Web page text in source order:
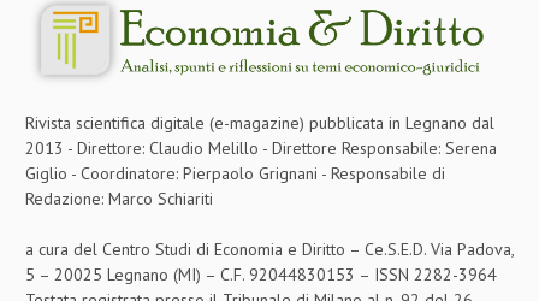
DIRITTO DELLE IMPRESE IN CRISI
CRIMINOLOGIA E CRIMINALISTICA
FISCO
DIRITTO TRIBUTARIO
FISCALITÀ INTERNAZIONALE
TAX RISK MANAGEMENT
Rivista scientifica digitale (e-magazine) pubblicata in Legnano dal
2013 - Direttore: Claudio Melillo - Direttore Responsabile: Serena
Giglio - Coordinatore: Pierpaolo Grignani - Responsabile di
Redazione: Marco Schiariti
a cura del Centro Studi di Economia e Diritto – Ce.S.E.D. Via Padova,
5 – 20025 Legnano (MI) – C.F. 92044830153 – ISSN 2282-3964